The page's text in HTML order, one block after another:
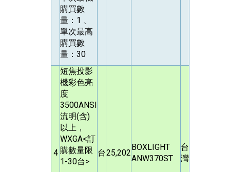
購買數
量：1 、
單次最高
購買數
量：30
4
短焦投影
機彩色亮
度
3500ANSI
流明(含)
以上，
WXGA<訂
購數量限
1-30台>
台25,202
BOXLIGHT
ANW370ST
台
灣